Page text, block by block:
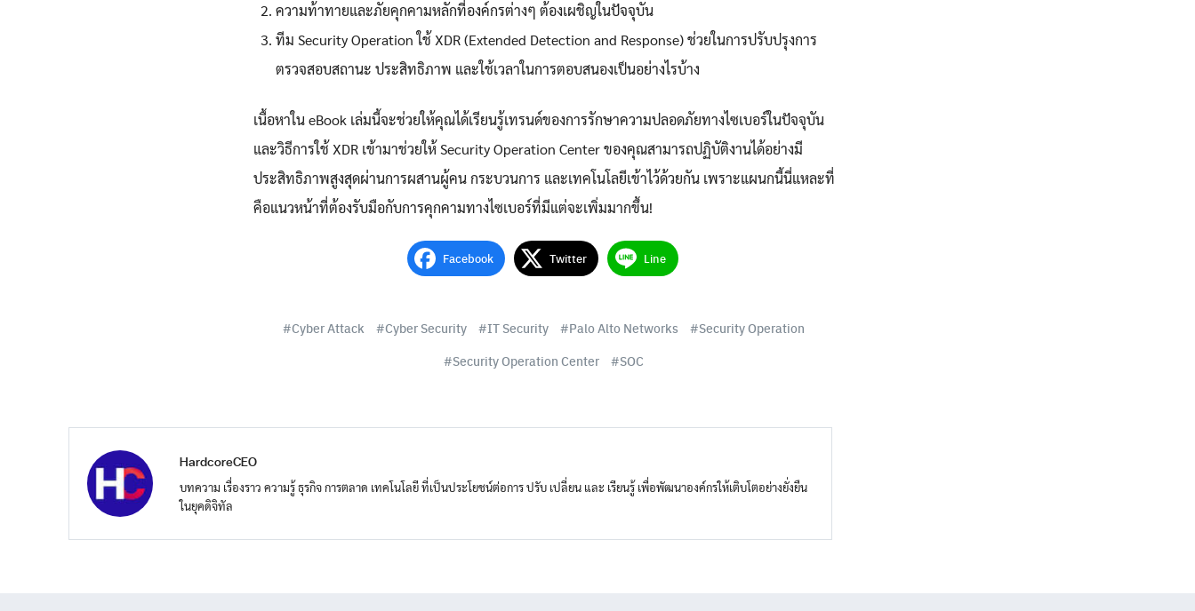
ความท้าทายและภัยคุกคามหลักที่องค์กรต่างๆ ต้องเผชิญในปัจจุบัน
ทีม Security Operation ใช้ XDR (Extended Detection and Response) ช่วยในการปรับปรุงการ
ตรวจสอบสถานะ ประสิทธิภาพ และใช้เวลาในการตอบสนองเป็นอย่างไรบ้าง
เนื้อหาใน eBook เล่มนี้จะช่วยให้คุณได้เรียนรู้เทรนด์ของการรักษาความปลอดภัยทางไซเบอร์ในปัจจุบัน
และวิธีการใช้ XDR เข้ามาช่วยให้ Security Operation Center ของคุณสามารถปฏิบัติงานได้อย่างมี
ประสิทธิภาพสูงสุดผ่านการผสานผู้คน กระบวนการ และเทคโนโลยีเข้าไว้ด้วยกัน เพราะแผนกนี้นี่แหละที่
คือแนวหน้าที่ต้องรับมือกับการคุกคามทางไซเบอร์ที่มีแต่จะเพิ่มมากขึ้น!
Facebook Twitter Line
Cyber Attack Cyber Security IT Security Palo Alto Networks
Security Operation
Security Operation Center
SOC
HardcoreCEO
บทความ เรื่องราว ความรู้ ธุรกิจ การตลาด เทคโนโลยี ที่เป็นประโยชน์ต่อการ ปรับ เปลี่ยน และ เรียนรู้ เพื่อพัฒนาองค์กรให้เติบโตอย่างยั่งยืน
ในยุคดิจิทัล